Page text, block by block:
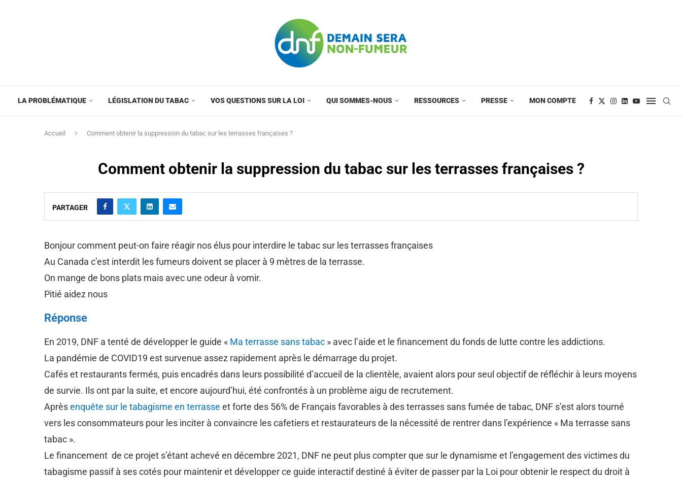
LA PROBLÉMATIQUE LÉGISLATION DU TABAC VOS QUESTIONS SUR LA LOI QUI SOMMES-NOUS RESSOURCES PRESSE MON COMPTE
Accueil Comment obtenir la suppression du tabac sur les terrasses françaises ?
Comment obtenir la suppression du tabac sur les terrasses françaises ?
PARTAGER
Bonjour comment peut-on faire réagir nos élus pour interdire le tabac sur les terrasses françaises
Au Canada c’est interdit les fumeurs doivent se placer à 9 mètres de la terrasse.
On mange de bons plats mais avec une odeur à vomir.
Pitié aidez nous
Réponse
En 2019, DNF a tenté de développer le guide « Ma terrasse sans tabac » avec l’aide et le financement du fonds de lutte contre les addictions.
La pandémie de COVID19 est survenue assez rapidement après le démarrage du projet.
Cafés et restaurants fermés, puis encadrés dans leurs possibilité d’accueil de la clientèle, avaient alors pour seul objectif de réfléchir à leurs moyens
de survie. Ils ont par la suite, et encore aujourd’hui, été confrontés à un problème aigu de recrutement.
Aprèsenquête sur le tabagisme en terrasse et forte des 56% de Français favorables à des terrasses sans fumée de tabac, DNF s’est alors tourné
vers les consommateurs pour les inciter à convaincre les cafetiers et restaurateurs de la nécessité de rentrer dans l’expérience « Ma terrasse sans
tabac ».
Le financement de ce projet s’étant achevé en décembre 2021, DNF ne peut plus compter que sur le dynamisme et l’engagement des victimes du
tabagisme passif à ses cotés pour maintenir et développer ce guide interactif destiné à éviter de passer par la Loi pour obtenir le respect du droit à